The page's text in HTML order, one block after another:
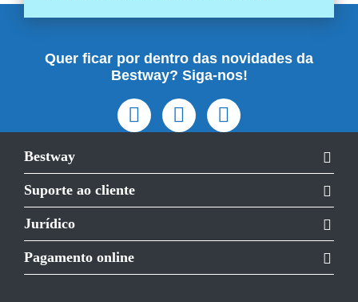
Quer ficar por dentro das novidades da
Bestway? Siga-nos!
Bestway
Suporte ao cliente
Jurídico
Pagamento online